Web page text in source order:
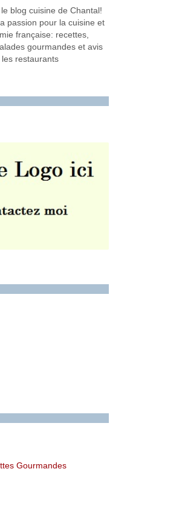
blog cuisine de Chantal!
passion pour la cuisine et
française: recettes,
gourmandes et avis
les restaurants
Gourmandes